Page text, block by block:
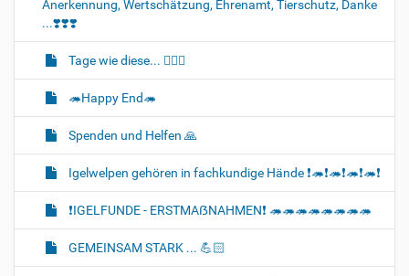
Anerkennung, Wertschätzung, Ehrenamt, Tierschutz, Danke
...❣️❣️❣️
Tage wie diese... 🐈‍💔🌈
🦔Happy End🦔
Spenden und Helfen 🙏
Igelwelpen gehören in fachkundige Hände ❗🦔❗🦔❗🦔❗🦔❗
❗IGELFUNDE - ERSTMAẞNAHMEN❗ 🦔🦔🦔🦔🦔🦔🦔🦔
GEMEINSAM STARK ... 💪🏻